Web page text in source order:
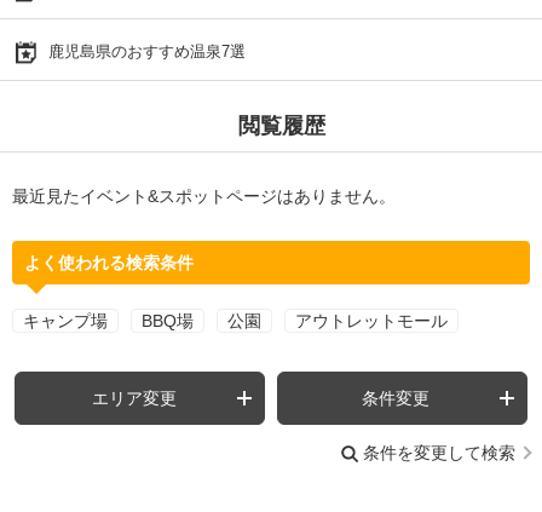
鹿児島県のおすすめ温泉7選
閲覧履歴
最近見たイベント&スポットページはありません。
よく使われる検索条件
キャンプ場 BBQ場 公園 アウトレットモール
エリア変更 条件変更
条件を変更して検索